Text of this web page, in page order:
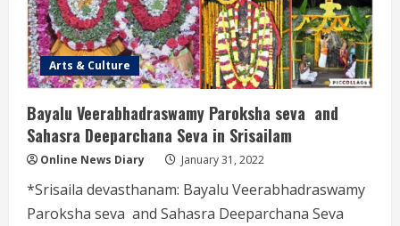
Arts & Culture
Bayalu Veerabhadraswamy Paroksha seva and
Sahasra Deeparchana Seva in Srisailam
Online News Diary January 31, 2022
*Srisaila devasthanam: Bayalu Veerabhadraswamy
Paroksha seva and Sahasra Deeparchana Seva